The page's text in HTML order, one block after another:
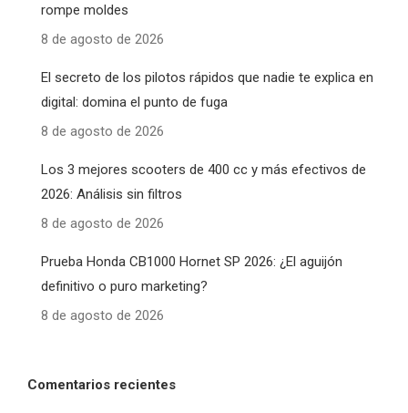
rompe moldes
8 de agosto de 2026
El secreto de los pilotos rápidos que nadie te explica en
digital: domina el punto de fuga
8 de agosto de 2026
Los 3 mejores scooters de 400 cc y más efectivos de
2026: Análisis sin filtros
8 de agosto de 2026
Prueba Honda CB1000 Hornet SP 2026: ¿El aguijón
definitivo o puro marketing?
8 de agosto de 2026
Comentarios recientes